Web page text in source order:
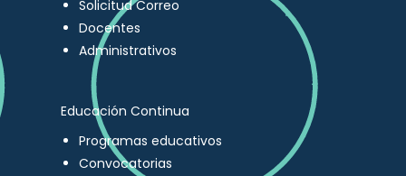
Solicitud Correo
Docentes
Administrativos
Educación Continua
Programas educativos
Convocatorias